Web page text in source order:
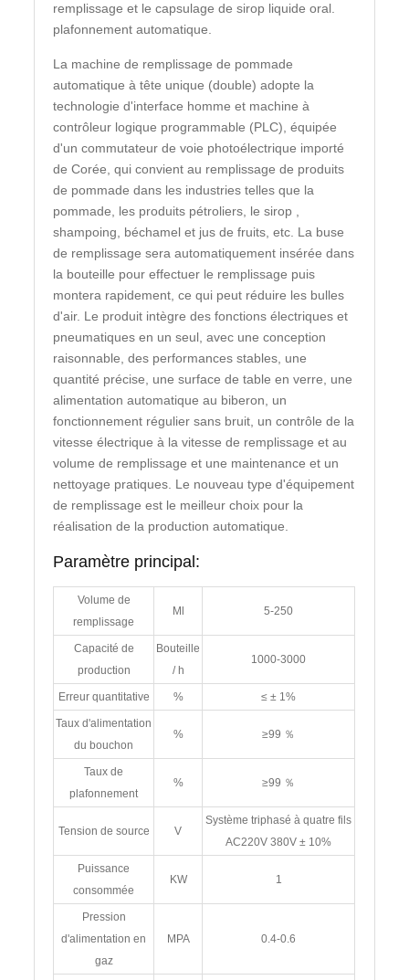
remplissage et le capsulage de sirop liquide oral.
plafonnement automatique.
La machine de remplissage de pommade
automatique à tête unique (double) adopte la
technologie d'interface homme et machine à
contrôleur logique programmable (PLC), équipée
d'un commutateur de voie photoélectrique importé
de Corée, qui convient au remplissage de produits
de pommade dans les industries telles que la
pommade, les produits pétroliers, le sirop ,
shampoing, béchamel et jus de fruits, etc. La buse
de remplissage sera automatiquement insérée dans
la bouteille pour effectuer le remplissage puis
montera rapidement, ce qui peut réduire les bulles
d'air. Le produit intègre des fonctions électriques et
pneumatiques en un seul, avec une conception
raisonnable, des performances stables, une
quantité précise, une surface de table en verre, une
alimentation automatique au biberon, un
fonctionnement régulier sans bruit, un contrôle de la
vitesse électrique à la vitesse de remplissage et au
volume de remplissage et une maintenance et un
nettoyage pratiques. Le nouveau type d'équipement
de remplissage est le meilleur choix pour la
réalisation de la production automatique.
Paramètre principal:
Volume de
remplissage
Ml 5-250
Capacité de
production
Bouteille
/ h
1000-3000
Erreur quantitative % ≤ ± 1%
Taux d'alimentation
du bouchon
% ≥99 ％
Taux de
plafonnement
% ≥99 ％
Tension de source V
Système triphasé à quatre fils
AC220V 380V ± 10%
Puissance
consommée
KW 1
Pression
d'alimentation en
gaz
MPA 0.4-0.6